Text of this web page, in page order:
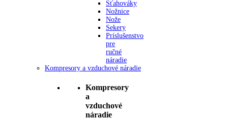
Sťahováky
Nožnice
Nože
Sekery
Príslušenstvo
pre
ručné
náradie
Kompresory a vzduchové náradie
Kompresory
a
vzduchové
náradie